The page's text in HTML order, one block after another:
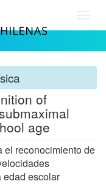
of
age
el reconocimiento de
edad escolar